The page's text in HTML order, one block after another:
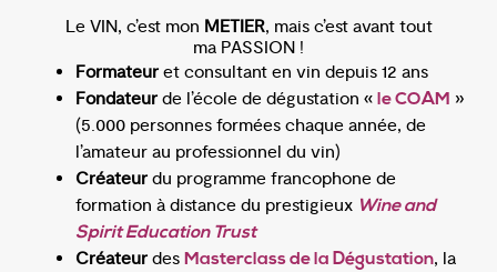
Le VIN, c’est mon METIER, mais c’est avant tout
ma PASSION !
Formateur et consultant en vin depuis 12 ans
Fondateur de l’école de dégustation « le COAM »
(5.000 personnes formées chaque année, de
l’amateur au professionnel du vin)
Créateur du programme francophone de
formation à distance du prestigieux Wine and
Spirit Education Trust
Créateur des Masterclass de la Dégustation, la